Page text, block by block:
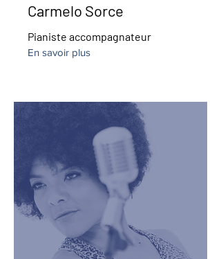
Carmelo Sorce
Pianiste accompagnateur
En savoir plus